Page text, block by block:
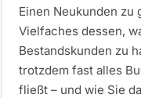
Einen Neukunden zu
Vielfaches dessen,
Bestandskunden zu
trotzdem fast alles
fließt – und wie Sie